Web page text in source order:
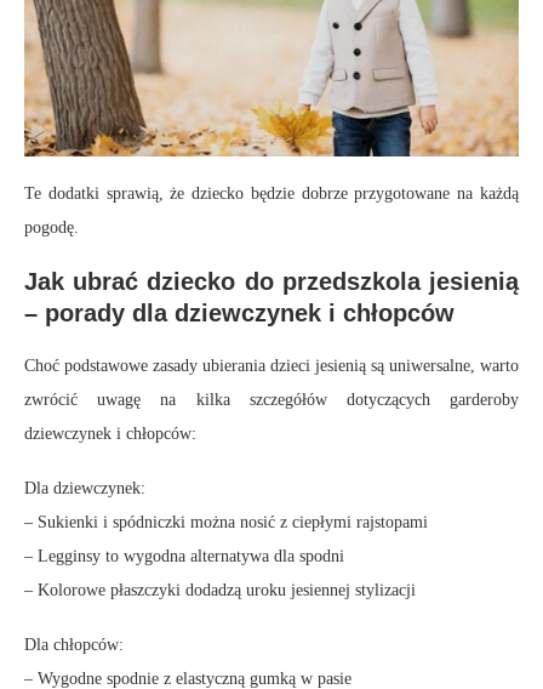
Te dodatki sprawią, że dziecko będzie dobrze przygotowane na każdą
pogodę.
Jak ubrać dziecko do przedszkola jesienią
– porady dla dziewczynek i chłopców
Choć podstawowe zasady ubierania dzieci jesienią są uniwersalne, warto
zwrócić uwagę na kilka szczegółów dotyczących garderoby
dziewczynek i chłopców:
Dla dziewczynek:
– Sukienki i spódniczki można nosić z ciepłymi rajstopami
– Legginsy to wygodna alternatywa dla spodni
– Kolorowe płaszczyki dodadzą uroku jesiennej stylizacji
Dla chłopców:
– Wygodne spodnie z elastyczną gumką w pasie